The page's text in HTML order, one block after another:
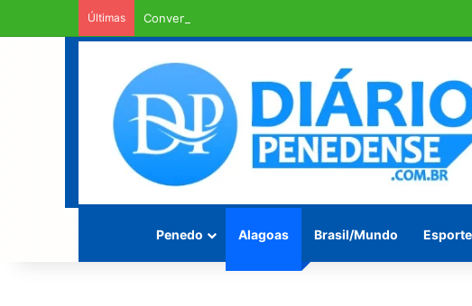
Últimas Convenção do MDB confirma Marcos Beltrão como
Penedo Alagoas Brasil/Mundo Esporte